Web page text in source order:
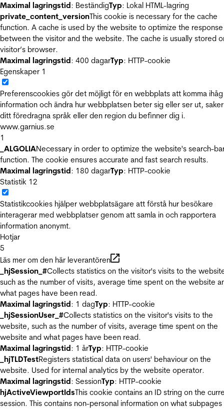
Maximal lagringstid: BeständigTyp: Lokal HTML-lagring
private_content_versionThis cookie is necessary for the cache
function. A cache is used by the website to optimize the
between the visitor and the website. The cache is usually stored
visitor’s browser.
Maximal lagringstid: 400 dagarTyp: HTTP-cookie
Egenskaper 1
Preferenscookies gör det möjligt för en webbplats att komma ihåg
information och ändra hur webbplatsen beter sig eller ser ut,
ditt föredragna språk eller den region du befinner dig i.
www.garnius.se
1
_ALGOLIANecessary in order to optimize the website's search-
function. The cookie ensures accurate and fast search results.
Maximal lagringstid: 180 dagarTyp: HTTP-cookie
Statistik 12
Statistikcookies hjälper webbplatsägare att förstå hur besökare
interagerar med webbplatser genom att samla in och rapportera
information anonymt.
Hotjar
5
Läs mer om den här leverantören
_hjSession_#Collects statistics on the visitor's visits to the
such as the number of visits, average time spent on the website
what pages have been read.
Maximal lagringstid: 1 dagTyp: HTTP-cookie
_hjSessionUser_#Collects statistics on the visitor's visits to the
website, such as the number of visits, average time spent on the
website and what pages have been read.
Maximal lagringstid: 1 årTyp: HTTP-cookie
_hjTLDTestRegisters statistical data on users' behaviour on the
website. Used for internal analytics by the website operator.
Maximal lagringstid: SessionTyp: HTTP-cookie
hjActiveViewportIdsThis cookie contains an ID string on the
session. This contains non-personal information on what